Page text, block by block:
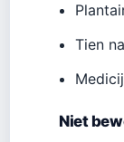
Tien
Niet